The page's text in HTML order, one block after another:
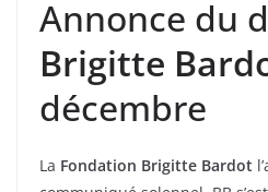
Annonce du
Brigitte
décembre
La Fondation Brigitte Bardot